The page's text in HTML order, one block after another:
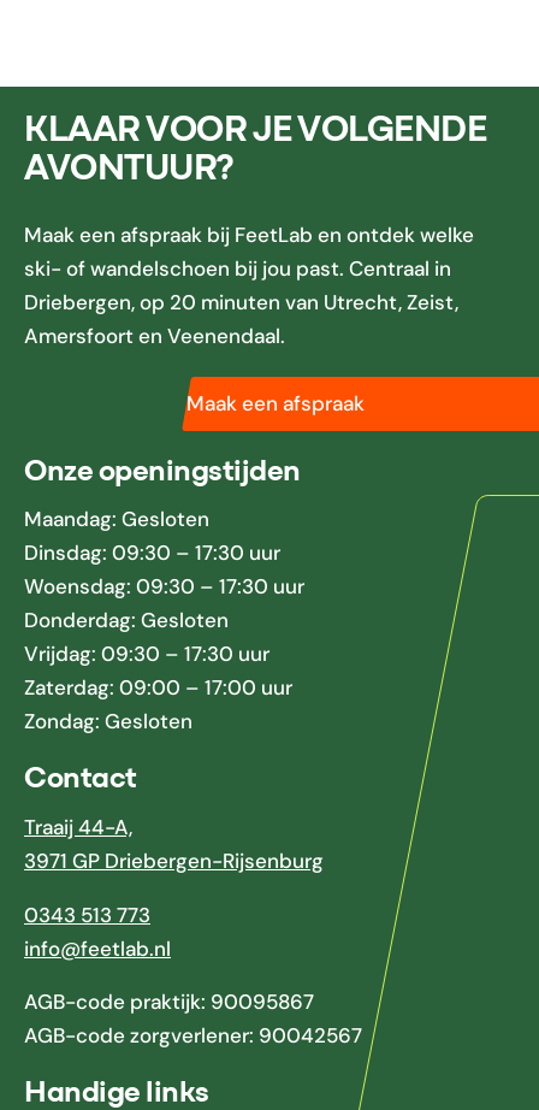
KLAAR VOOR JE VOLGENDE
AVONTUUR?
Maak een afspraak bij FeetLab en ontdek welke
ski- of wandelschoen bij jou past. Centraal in
Driebergen, op 20 minuten van Utrecht, Zeist,
Amersfoort en Veenendaal.
Maak een afspraak
Onze openingstijden
Maandag: Gesloten
Dinsdag: 09:30 – 17:30 uur
Woensdag: 09:30 – 17:30 uur
Donderdag: Gesloten
Vrijdag: 09:30 – 17:30 uur
Zaterdag: 09:00 – 17:00 uur
Zondag: Gesloten
Contact
Traaij 44-A,
3971 GP Driebergen-Rijsenburg
0343 513 773
info@feetlab.nl
AGB-code praktijk: 90095867
AGB-code zorgverlener: 90042567
Handige links